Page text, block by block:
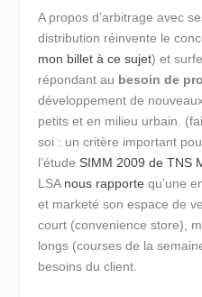
A propos d’arbitrage avec
distribution réinvente le
mon billet à ce sujet) et
répondant au besoin de
développement de
petits et en milieu urbain.
soi : un critère important
l’étude SIMM 2009 de TNS
LSA nous rapporte qu’une
et marketé son espace de
court (convenience store),
longs (courses de la
besoins du client.